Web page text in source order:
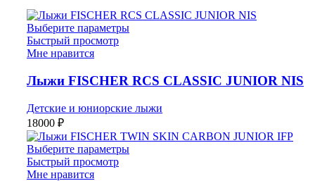
Выберите параметры
Быстрый просмотр
Мне нравится
Лыжи FISCHER RCS CLASSIC JUNIOR NIS
Детские и юниорские лыжи
18000 ₽
Выберите параметры
Быстрый просмотр
Мне нравится